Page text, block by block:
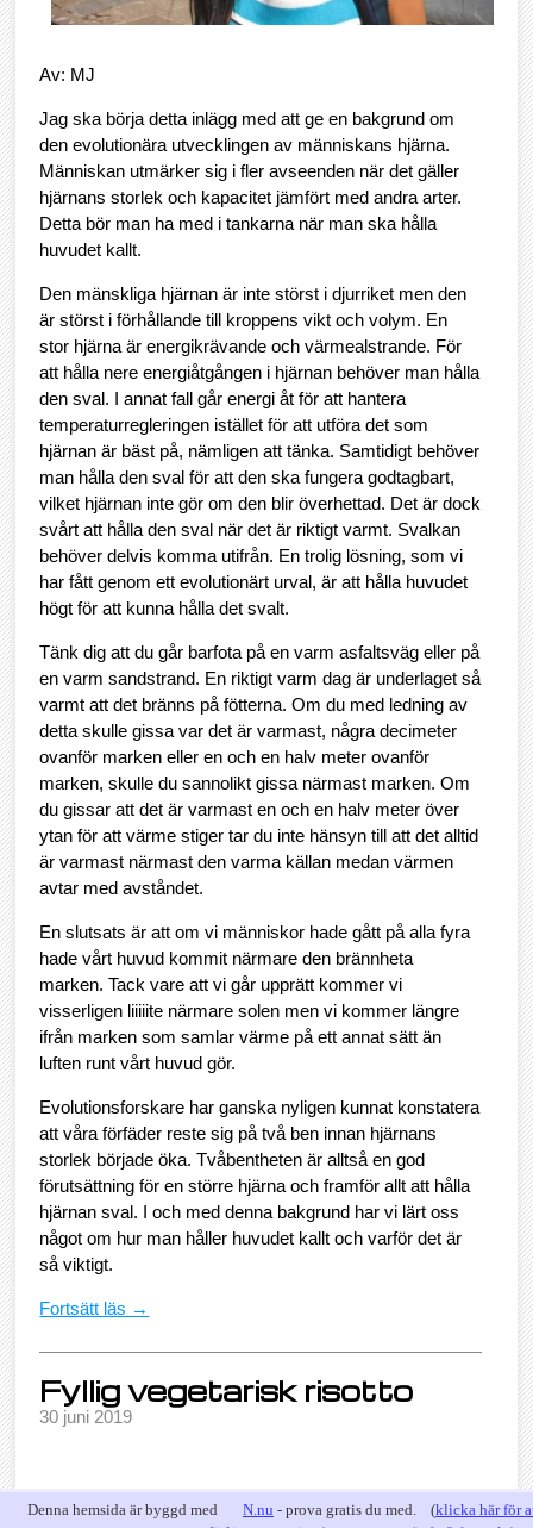
Av: MJ
Jag ska börja detta inlägg med att ge en bakgrund om
den evolutionära utvecklingen av människans hjärna.
Människan utmärker sig i fler avseenden när det gäller
hjärnans storlek och kapacitet jämfört med andra arter.
Detta bör man ha med i tankarna när man ska hålla
huvudet kallt.
Den mänskliga hjärnan är inte störst i djurriket men den
är störst i förhållande till kroppens vikt och volym. En
stor hjärna är energikrävande och värmealstrande. För
att hålla nere energiåtgången i hjärnan behöver man hålla
den sval. I annat fall går energi åt för att hantera
temperaturregleringen istället för att utföra det som
hjärnan är bäst på, nämligen att tänka. Samtidigt behöver
man hålla den sval för att den ska fungera godtagbart,
vilket hjärnan inte gör om den blir överhettad. Det är dock
svårt att hålla den sval när det är riktigt varmt. Svalkan
behöver delvis komma utifrån. En trolig lösning, som vi
har fått genom ett evolutionärt urval, är att hålla huvudet
högt för att kunna hålla det svalt.
Tänk dig att du går barfota på en varm asfaltsväg eller på
en varm sandstrand. En riktigt varm dag är underlaget så
varmt att det bränns på fötterna. Om du med ledning av
detta skulle gissa var det är varmast, några decimeter
ovanför marken eller en och en halv meter ovanför
marken, skulle du sannolikt gissa närmast marken. Om
du gissar att det är varmast en och en halv meter över
ytan för att värme stiger tar du inte hänsyn till att det alltid
är varmast närmast den varma källan medan värmen
avtar med avståndet.
En slutsats är att om vi människor hade gått på alla fyra
hade vårt huvud kommit närmare den brännheta
marken. Tack vare att vi går upprätt kommer vi
visserligen liiiiite närmare solen men vi kommer längre
ifrån marken som samlar värme på ett annat sätt än
luften runt vårt huvud gör.
Evolutionsforskare har ganska nyligen kunnat konstatera
att våra förfäder reste sig på två ben innan hjärnans
storlek började öka. Tvåbentheten är alltså en god
förutsättning för en större hjärna och framför allt att hålla
hjärnan sval. I och med denna bakgrund har vi lärt oss
något om hur man håller huvudet kallt och varför det är
så viktigt.
Fortsätt läs →
Fyllig vegetarisk risotto
30 juni 2019
Denna hemsida är byggd med N.nu - prova gratis du med. (klicka här för